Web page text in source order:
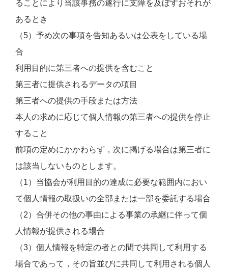
ることにより当該事務の遂行に支障を及ぼすおそれが
あるとき
（5）予め次の事項を告知あるいは公表をしている場
合
利用目的に第三者への提供を含むこと
第三者に提供されるデータの項目
第三者への提供の手段または方法
本人の求めに応じて個人情報の第三者への提供を停止
すること
前項の定めにかかわらず，次に掲げる場合は第三者に
は該当しないものとします。
（1）当協会が利用目的の達成に必要な範囲内におい
て個人情報の取扱いの全部または一部を委託する場合
（2）合併その他の事由による事業の承継に伴って個
人情報が提供される場合
（3）個人情報を特定の者との間で共同して利用する
場合であって，その旨並びに共同して利用される個人